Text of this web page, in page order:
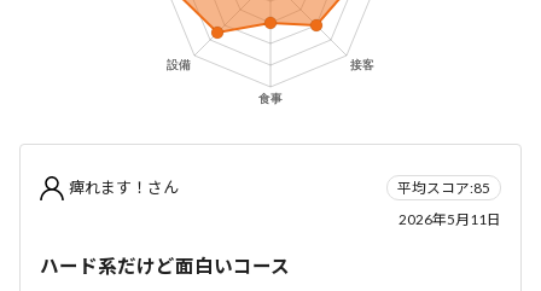
痺れます！さん
平均スコア:85
2026年5月11日
ハード系だけど面白いコース